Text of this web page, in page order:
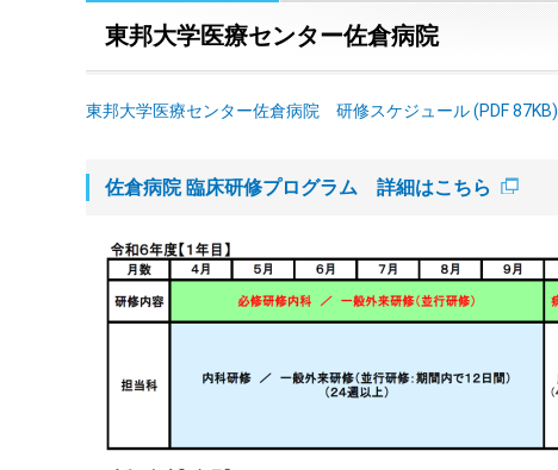
東邦大学医療センター佐倉病院
東邦大学医療センター佐倉病院 研修スケジュール (PDF 87KB)
佐倉病院 臨床研修プログラム 詳細はこちら